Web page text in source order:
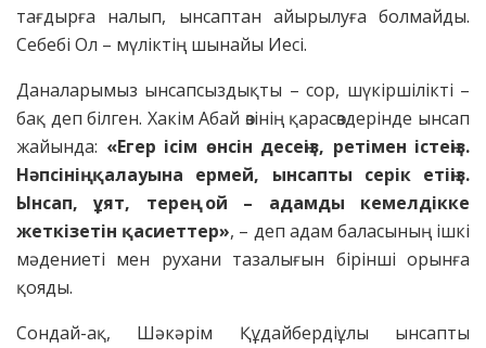
тағдырға налып, ынсаптан айырылуға болмайды.
Себебі Ол – мүліктің шынайы Иесі.
Даналарымыз ынсапсыздықты – сор, шүкіршілікті –
бақ деп білген. Хакім Абай өзінің қарасөздерінде ынсап
жайында: «Егер ісім өнсін десеңіз, ретімен істеңіз.
Нәпсінің қалауына ермей, ынсапты серік етіңіз.
Ынсап, ұят, терең ой – адамды кемелдікке
жеткізетін қасиеттер», – деп адам баласының ішкі
мәдениеті мен рухани тазалығын бірінші орынға
қояды.
Сондай-ақ, Шәкәрім Құдайбердіұлы ынсапты